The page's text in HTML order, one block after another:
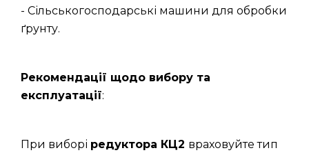
- Сільськогосподарські машини для обробки
ґрунту.
Рекомендації щодо вибору та
експлуатації:
При виборі редуктора КЦ2 враховуйте тип